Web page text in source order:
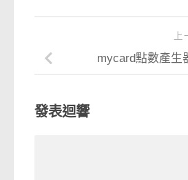
上
mycard點數產生
發表迴響